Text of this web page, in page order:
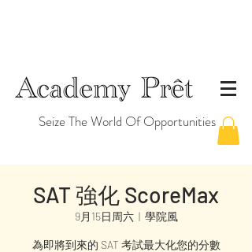
Seize The World Of Opportunities
SAT 強化 ScoreMax
9月15日周六
  |
學院風
為即將到來的 SAT 考試最大化您的分數